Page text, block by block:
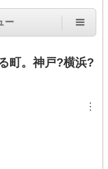
ー
町。神戸?横浜?
︙